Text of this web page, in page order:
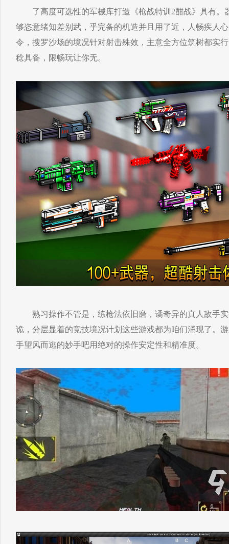
了高度可选性的军械库打造《枪战特训2酣战》具有。
够恣意绪知差别武，乎完备的机造并且用了近，人畅疾人
令，搜罗沙场的境况针对射击殊效，主意全方位筑树都实
稔具备，限畅玩让你无。
熟习操作不管是，练枪法依旧磨，谲奇异的真人敌手实
诡，分层显着的竞技境况计划这些游戏都为咱们涌现了。
手望风而逃的妙手吧用绝对的操作安定性和精准度。